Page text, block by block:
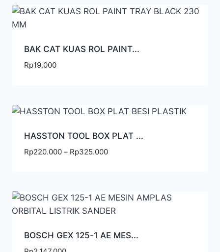
BAK CAT KUAS ROL PAINT...
Rp19.000
HASSTON TOOL BOX PLAT ...
Rp220.000 – Rp325.000
BOSCH GEX 125-1 AE MES...